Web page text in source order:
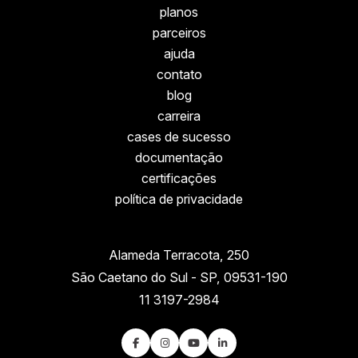
planos
parceiros
ajuda
contato
blog
carreira
cases de sucesso
documentação
certificações
política de privacidade
Alameda Terracota, 250
São Caetano do Sul - SP, 09531-190
11 3197-2984